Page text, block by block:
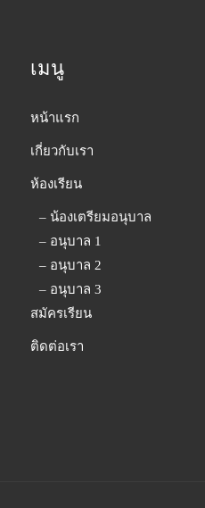
เมนู
หน้าแรก
เกี่ยวกับเรา
ห้องเรียน
– น้องเตรียมอนุบาล
– อนุบาล 1
– อนุบาล 2
– อนุบาล 3
สมัครเรียน
ติดต่อเรา